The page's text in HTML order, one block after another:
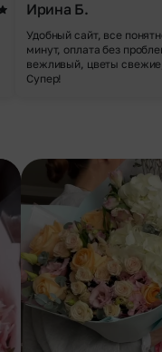
Ирина Б.
Удобный сайт, все
минут, оплата без
вежливый, цветы
Супер!